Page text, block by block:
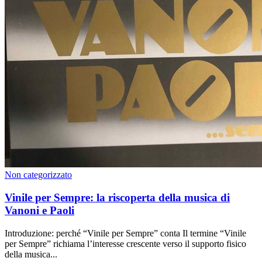
Non categorizzato
Vinile per Sempre: la riscoperta della musica di
Vanoni e Paoli
Introduzione: perché “Vinile per Sempre” conta Il termine “Vinile
per Sempre” richiama l’interesse crescente verso il supporto fisico
della musica...